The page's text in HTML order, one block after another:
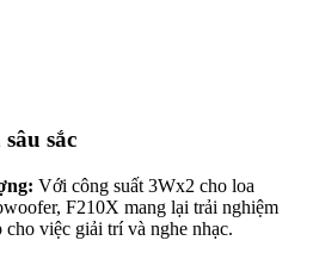
sắc
Với công suất 3Wx2 cho loa
F210X mang lại trải nghiệm
cho việc giải trí và nghe nhạc.